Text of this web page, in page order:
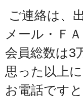
ご連絡は、
メール・Ｆ
会員総数は3
思った以上
お電話です